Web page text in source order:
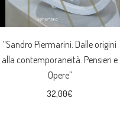
“Sandro Piermarini: Dalle origini
alla contemporaneità. Pensieri e
Opere”
32,00€